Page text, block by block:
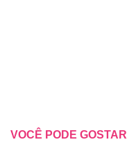
VOCÊ PODE GOSTAR